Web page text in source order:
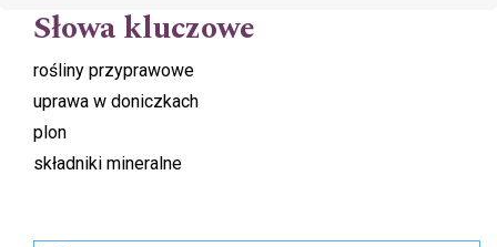
Słowa kluczowe
rośliny przyprawowe
uprawa w doniczkach
plon
składniki mineralne